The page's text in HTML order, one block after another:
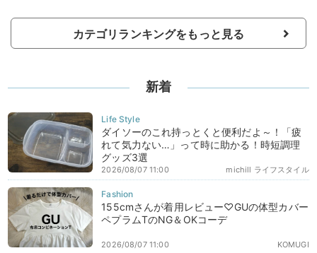
カテゴリランキングをもっと見る
新着
ダイソーのこれ持っとくと便利だよ～！「疲
れて気力ない…」って時に助かる！時短調理
グッズ3選
michill ライフスタイル
2026/08/07 11:00
155cmさんが着用レビュー♡GUの体型カバー
ペプラムTのNG＆OKコーデ
KOMUGI
2026/08/07 11:00